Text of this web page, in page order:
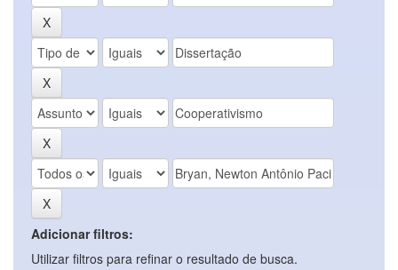
Adicionar filtros:
Utilizar filtros para refinar o resultado de busca.